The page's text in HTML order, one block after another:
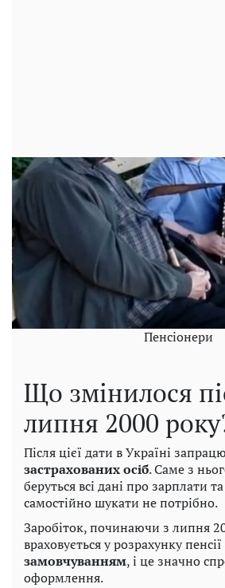
Пенсіонери
Що змінилося
липня 2000
Після цієї дати в Україні
застрахованих осіб. Саме з
беруться всі дані про зарплати
самостійно шукати не потрібно.
Заробіток, починаючи з липня
враховується у розрахунку пенсії
замовчуванням, і це значно
оформлення.